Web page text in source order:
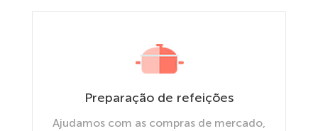
Preparação de refeições
Ajudamos com as compras de mercado,